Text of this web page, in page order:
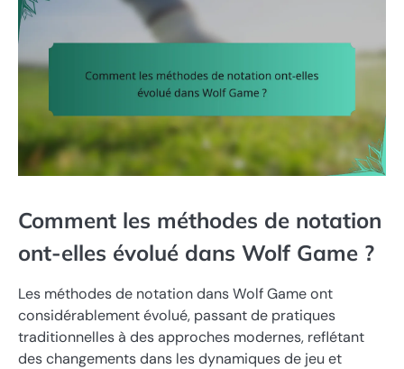
Comment les méthodes de notation
ont-elles évolué dans Wolf Game ?
Les méthodes de notation dans Wolf Game ont
considérablement évolué, passant de pratiques
traditionnelles à des approches modernes, reflétant
des changements dans les dynamiques de jeu et